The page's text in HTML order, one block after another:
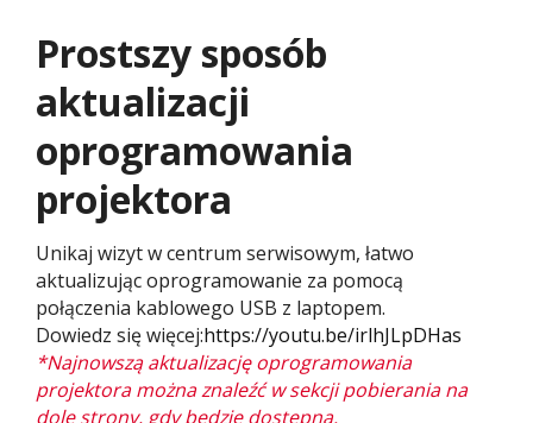
Prostszy sposób
aktualizacji
oprogramowania
projektora​​
Unikaj wizyt w centrum serwisowym, łatwo
aktualizując oprogramowanie za pomocą
połączenia kablowego USB z laptopem.
Dowiedz się więcej:https://youtu.be/irlhJLpDHas
*Najnowszą aktualizację oprogramowania
projektora można znaleźć w sekcji pobierania na
dole strony, gdy będzie dostępna.